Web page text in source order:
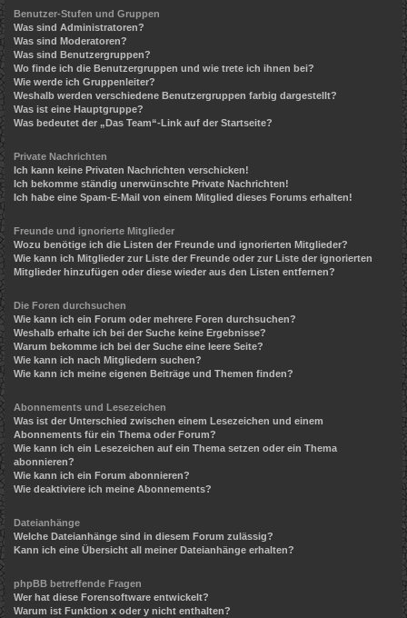
Benutzer-Stufen und Gruppen
Was sind Administratoren?
Was sind Moderatoren?
Was sind Benutzergruppen?
Wo finde ich die Benutzergruppen und wie trete ich ihnen bei?
Wie werde ich Gruppenleiter?
Weshalb werden verschiedene Benutzergruppen farbig dargestellt?
Was ist eine Hauptgruppe?
Was bedeutet der „Das Team“-Link auf der Startseite?
Private Nachrichten
Ich kann keine Privaten Nachrichten verschicken!
Ich bekomme ständig unerwünschte Private Nachrichten!
Ich habe eine Spam-E-Mail von einem Mitglied dieses Forums erhalten!
Freunde und ignorierte Mitglieder
Wozu benötige ich die Listen der Freunde und ignorierten Mitglieder?
Wie kann ich Mitglieder zur Liste der Freunde oder zur Liste der ignorierten
Mitglieder hinzufügen oder diese wieder aus den Listen entfernen?
Die Foren durchsuchen
Wie kann ich ein Forum oder mehrere Foren durchsuchen?
Weshalb erhalte ich bei der Suche keine Ergebnisse?
Warum bekomme ich bei der Suche eine leere Seite?
Wie kann ich nach Mitgliedern suchen?
Wie kann ich meine eigenen Beiträge und Themen finden?
Abonnements und Lesezeichen
Was ist der Unterschied zwischen einem Lesezeichen und einem
Abonnements für ein Thema oder Forum?
Wie kann ich ein Lesezeichen auf ein Thema setzen oder ein Thema
abonnieren?
Wie kann ich ein Forum abonnieren?
Wie deaktiviere ich meine Abonnements?
Dateianhänge
Welche Dateianhänge sind in diesem Forum zulässig?
Kann ich eine Übersicht all meiner Dateianhänge erhalten?
phpBB betreffende Fragen
Wer hat diese Forensoftware entwickelt?
Warum ist Funktion x oder y nicht enthalten?